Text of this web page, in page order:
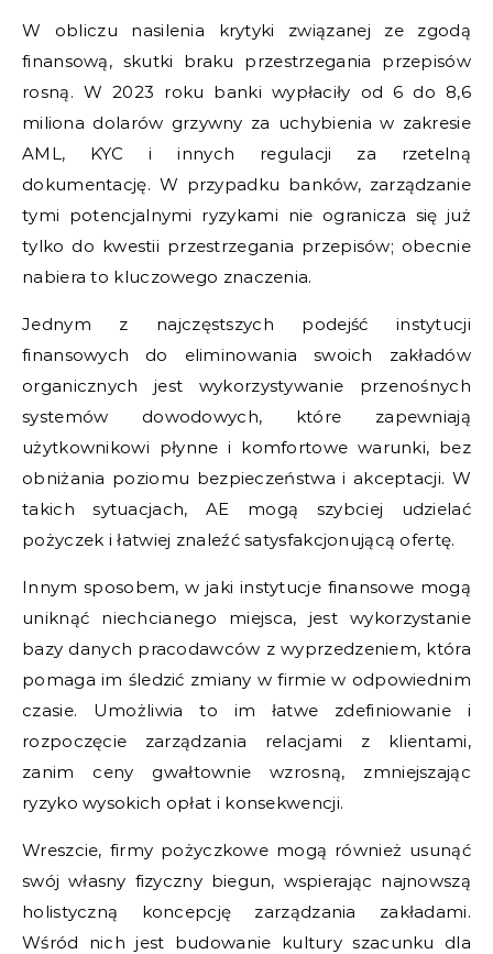
W obliczu nasilenia krytyki związanej ze zgodą
finansową, skutki braku przestrzegania przepisów
rosną. W 2023 roku banki wypłaciły od 6 do 8,6
miliona dolarów grzywny za uchybienia w zakresie
AML, KYC i innych regulacji za rzetelną
dokumentację. W przypadku banków, zarządzanie
tymi potencjalnymi ryzykami nie ogranicza się już
tylko do kwestii przestrzegania przepisów; obecnie
nabiera to kluczowego znaczenia.
Jednym z najczęstszych podejść instytucji
finansowych do eliminowania swoich zakładów
organicznych jest wykorzystywanie przenośnych
systemów dowodowych, które zapewniają
użytkownikowi płynne i komfortowe warunki, bez
obniżania poziomu bezpieczeństwa i akceptacji. W
takich sytuacjach, AE mogą szybciej udzielać
pożyczek i łatwiej znaleźć satysfakcjonującą ofertę.
Innym sposobem, w jaki instytucje finansowe mogą
uniknąć niechcianego miejsca, jest wykorzystanie
bazy danych pracodawców z wyprzedzeniem, która
pomaga im śledzić zmiany w firmie w odpowiednim
czasie. Umożliwia to im łatwe zdefiniowanie i
rozpoczęcie zarządzania relacjami z klientami,
zanim ceny gwałtownie wzrosną, zmniejszając
ryzyko wysokich opłat i konsekwencji.
Wreszcie, firmy pożyczkowe mogą również usunąć
swój własny fizyczny biegun, wspierając najnowszą
holistyczną koncepcję zarządzania zakładami.
Wśród nich jest budowanie kultury szacunku dla